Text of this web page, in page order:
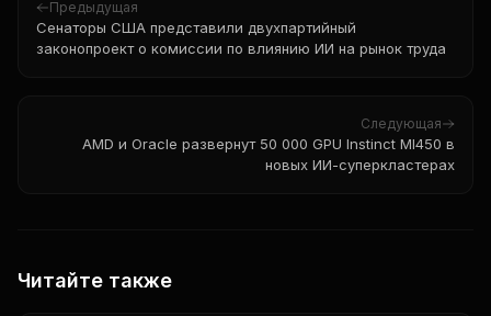
Предыдущая
Сенаторы США представили двухпартийный
законопроект о комиссии по влиянию ИИ на рынок труда
Следующая
AMD и Oracle развернут 50 000 GPU Instinct MI450 в
новых ИИ-суперкластерах
Читайте также